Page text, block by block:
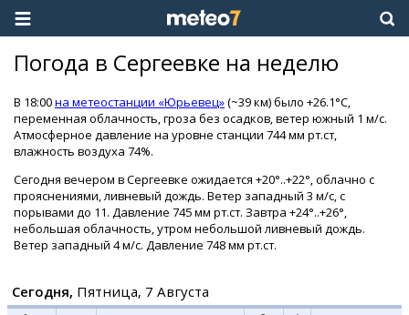
Погода в Сергеевке на неделю
В 18:00на метеостанции «Юрьевец»(~39 км) было +26.1°C,
переменная облачность, гроза без осадков, ветер южный 1 м/с.
Атмосферное давление на уровне станции 744 мм рт.ст,
влажность воздуха 74%.
Сегодня вечером в Сергеевке ожидается +20°..+22°, облачно с
прояснениями, ливневый дождь. Ветер западный 3 м/с, с
порывами до 11. Давление 745 мм рт.ст. Завтра +24°..+26°,
небольшая облачность, утром небольшой ливневый дождь.
Ветер западный 4 м/с. Давление 748 мм рт.ст.
Сегодня, Пятница, 7 Августа